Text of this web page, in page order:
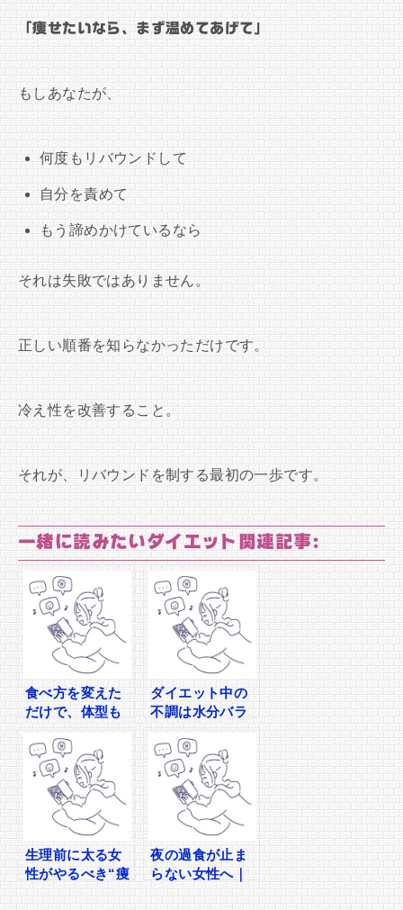
「痩せたいなら、まず温めてあげて」
もしあなたが、
何度もリバウンドして
自分を責めて
もう諦めかけているなら
それは失敗ではありません。
正しい順番を知らなかっただけです。
冷え性を改善すること。
それが、リバウンドを制する最初の一歩です。
一緒に読みたいダイエット関連記事:
食べ方を変えた
だけで、体型も
恋愛も動き出し
た話
ダイエット中の
不調は水分バラ
ンスの乱れかも
しれない
生理前に太る女
性がやるべき“痩
夜の過食が止ま
らない女性へ｜